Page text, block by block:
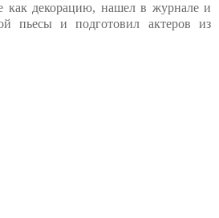
как декорацию, нашел в журнале и
пьесы и подготовил актеров из